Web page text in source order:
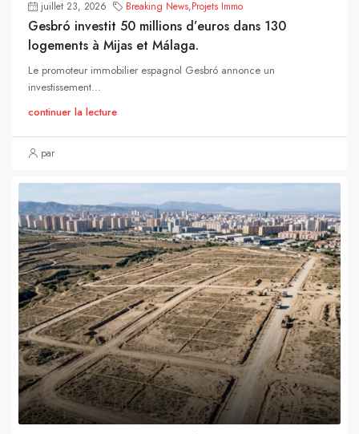
juillet 23, 2026 Breaking News,Projets Immo
Gesbró investit 50 millions d’euros dans 130
logements à Mijas et Málaga.
Le promoteur immobilier espagnol Gesbró annonce un
investissement...
continuer la lecture
par